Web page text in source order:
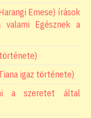
Emese) írások
Egésznek a
igaz története)
a szeretet által